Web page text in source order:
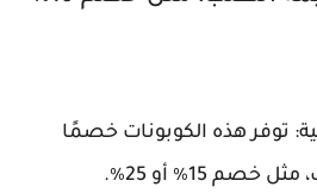
توفر هذه الكوبونات خصمًا
15٪ أو 25٪.